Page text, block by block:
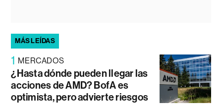
MÁS LEÍDAS
1 MERCADOS
¿Hasta dónde pueden llegar las
acciones de AMD? BofA es
optimista, pero advierte riesgos